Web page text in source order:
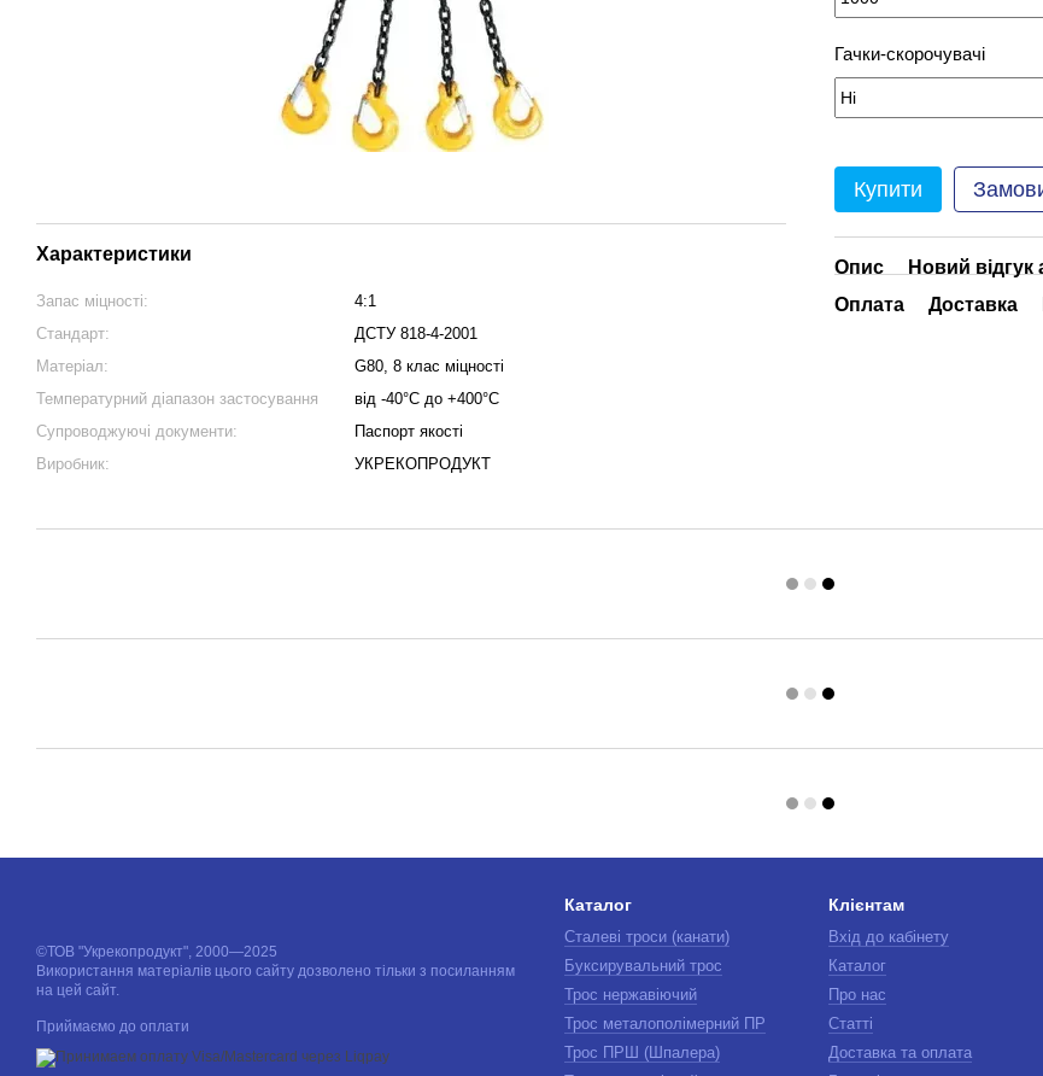
Характеристики
Запас міцності:
4:1
Стандарт:
ДСТУ 818-4-2001
Матеріал:
G80, 8 клас міцності
Температурний діапазон застосування
від -40°С до +400°С
Супроводжуючі документи:
Паспорт якості
Виробник:
УКРЕКОПРОДУКТ
Гачки-скорочувачі
Купити
Опис Новий
Оплата
Доставка
©ТОВ "Укрекопродукт", 2000—2025
Використання матеріалів цього сайту дозволено тільки з посиланням
на цей сайт.
Приймаємо до оплати
Каталог
Сталеві троси (канати)
Буксирувальний трос
Трос нержавіючий
Трос металополімерний ПР
Трос ПРШ (Шпалера)
Клієнтам
Вхід до кабінету
Каталог
Про нас
Статті
Доставка та оплата